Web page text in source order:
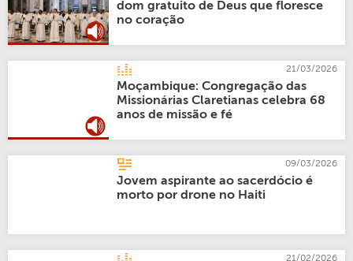
dom gratuito de Deus que floresce
no coração
21/03/2026
Moçambique: Congregação das
Missionárias Claretianas celebra 68
anos de missão e fé
09/03/2026
Jovem aspirante ao sacerdócio é
morto por drone no Haiti
21/02/2026